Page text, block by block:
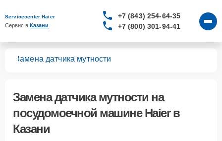
Servicecenter Haier
Сервис в Казани
+7 (843) 254-64-35
+7 (800) 301-94-41
Замена датчика мутности
Замена датчика мутности на
посудомоечной машине Haier в
Казани